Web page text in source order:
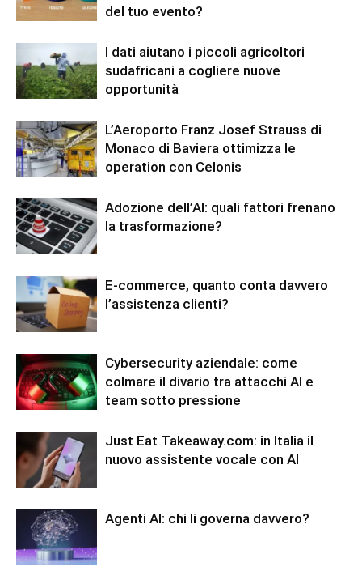
del tuo evento?
I dati aiutano i piccoli agricoltori
sudafricani a cogliere nuove
opportunità
L’Aeroporto Franz Josef Strauss di
Monaco di Baviera ottimizza le
operation con Celonis
Adozione dell’AI: quali fattori frenano
la trasformazione?
E-commerce, quanto conta davvero
l’assistenza clienti?
Cybersecurity aziendale: come
colmare il divario tra attacchi AI e
team sotto pressione
Just Eat Takeaway.com: in Italia il
nuovo assistente vocale con AI
Agenti AI: chi li governa davvero?